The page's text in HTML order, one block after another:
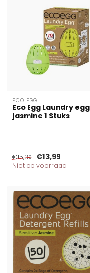
ECO EGG
Eco Egg Laundry egg
jasmine 1 Stuks
€15,39 €13,99
Niet op voorraad